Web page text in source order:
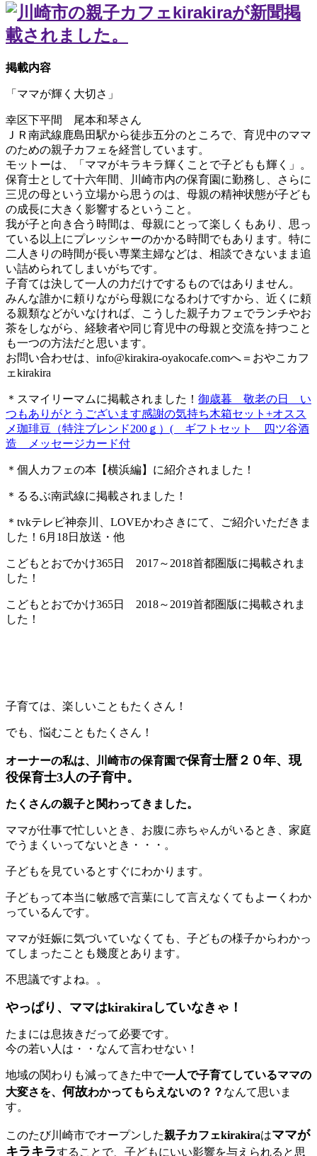
掲載内容
「ママが輝く大切さ」
幸区下平間 尾本和琴さん
ＪＲ南武線鹿島田駅から徒歩五分のところで、育児中のママ
のための親子カフェを経営しています。
モットーは、「ママがキラキラ輝くことで子どもも輝く」。
保育士として十六年間、川崎市内の保育園に勤務し、さらに
三児の母という立場から思うのは、母親の精神状態が子ども
の成長に大きく影響するということ。
我が子と向き合う時間は、母親にとって楽しくもあり、思っ
ている以上にプレッシャーのかかる時間でもあります。特に
二人きりの時間が長い専業主婦などは、相談できないまま追
い詰められてしまいがちです。
子育ては決して一人の力だけでするものではありません。
みんな誰かに頼りながら母親になるわけですから、近くに頼
る親類などがいなければ、こうした親子カフェでランチやお
茶をしながら、経験者や同じ育児中の母親と交流を持つこと
も一つの方法だと思います。
お問い合わせは、 info@kirakira-oyakocafe.comへ＝おやこカフ
ェkirakira
＊スマイリーマムに掲載されました！ 御歳暮 敬老の日 い
つもありがとうございます感謝の気持ち木箱セット+オスス
メ珈琲豆（特注ブレンド200ｇ）( ギフトセット 四ツ谷酒
造 メッセージカード付
＊個人カフェの本【横浜編】に紹介されました！
＊るるぶ南武線に掲載されました！
＊tvkテレビ神奈川、LOVEかわさきにて、ご紹介いただきま
した！6月18日放送・他
こどもとおでかけ365日 2017～2018首都圏版に掲載されま
した！
こどもとおでかけ365日 2018～2019首都圏版に掲載されま
した！
子育ては、楽しいこともたくさん！
でも、悩むこともたくさん！
オーナーの私は、川崎市の保育園で保育士暦２０年、現
役保育士3人の子育中。
たくさんの親子と関わってきました。
ママが仕事で忙しいとき、お腹に赤ちゃんがいるとき、家庭
でうまくいってないとき・・・。
子どもを見ているとすぐにわかります。
子どもって本当に敏感で言葉にして言えなくてもよーくわか
っているんです。
ママが妊娠に気づいていなくても、子どもの様子からわかっ
てしまったことも幾度とあります。
不思議ですよね。。
やっぱり、ママはkirakiraしていなきゃ！
たまには息抜きだって必要です。
今の若い人は・・なんて言わせない！
地域の関わりも減ってきた中で一人で子育てしているママの
大変さを、 何故わかってもらえないの？？ なんて思いま
す。
このたび川崎市でオープンした親子カフェkirakiraはママが
キラキラすることで、子どもにいい影響を与えられると思